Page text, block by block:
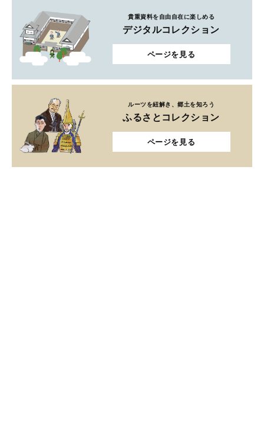
貴重資料を自由自在に楽しめる
デジタルコレクション
ページを見る
ルーツを紐解き、郷土を知ろう
ふるさとコレクション
ページを見る